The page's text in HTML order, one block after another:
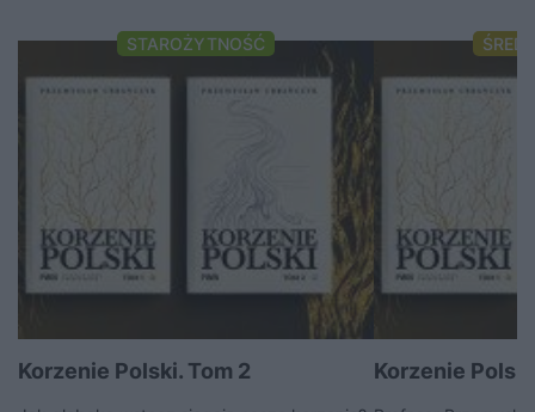
STAROŻYTNOŚĆ
Korzenie Polski. Tom 2 Korzenie